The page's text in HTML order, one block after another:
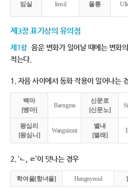
임실 Imsil 울릉
제3장 표기상의 유의점
제1항 음운 변화가 일어날 때에는 변화
적는다.
1. 자음 사이에서 동화 작용이 일어나는
백마
[뱅마]
Baengma
신문로
[신문노]
왕십리
[왕심니]
Wangsimni
별내
[별래]
2. ‘ㄴ, ㄹ’이 덧나는 경우
학여울[항녀울] Hangnyeoul